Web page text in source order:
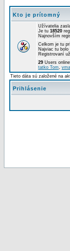
Kto je prítomný
Užívatelia
Je tu 18520
Najnovším
Celkom je tu
Najviac tu
Registrovaní
29 Users
tatko Tom, vma
Tieto dáta sú založené na
Prihlásenie